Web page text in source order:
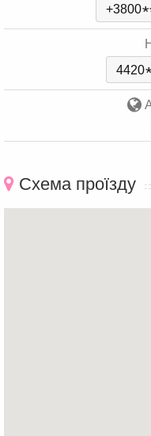
+3800*
4420*
Схема проїзду